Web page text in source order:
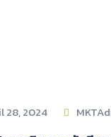
28, 2024